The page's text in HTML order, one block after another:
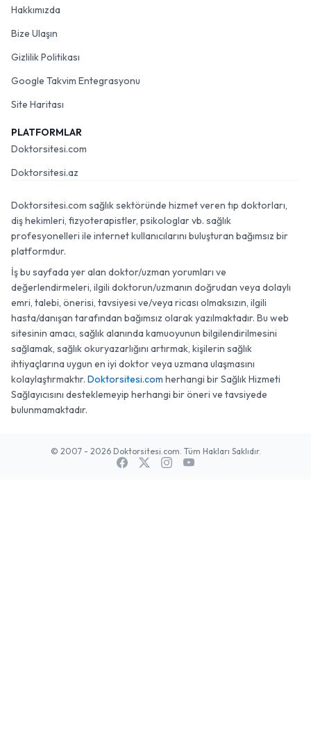
Hakkımızda
Bize Ulaşın
Gizlilik Politikası
Google Takvim Entegrasyonu
Site Haritası
PLATFORMLAR
Doktorsitesi.com
Doktorsitesi.az
Doktorsitesi.com sağlık sektöründe hizmet veren tıp doktorları,
diş hekimleri, fizyoterapistler, psikologlar vb. sağlık
profesyonelleri ile internet kullanıcılarını buluşturan bağımsız bir
platformdur.
İş bu sayfada yer alan doktor/uzman yorumları ve
değerlendirmeleri, ilgili doktorun/uzmanın doğrudan veya dolaylı
emri, talebi, önerisi, tavsiyesi ve/veya ricası olmaksızın, ilgili
hasta/danışan tarafından bağımsız olarak yazılmaktadır. Bu web
sitesinin amacı, sağlık alanında kamuoyunun bilgilendirilmesini
sağlamak, sağlık okuryazarlığını artırmak, kişilerin sağlık
ihtiyaçlarına uygun en iyi doktor veya uzmana ulaşmasını
kolaylaştırmaktır. Doktorsitesi.com herhangi bir Sağlık Hizmeti
Sağlayıcısını desteklemeyip herhangi bir öneri ve tavsiyede
bulunmamaktadır.
© 2007 - 2026 Doktorsitesi.com. Tüm Hakları Saklıdır.